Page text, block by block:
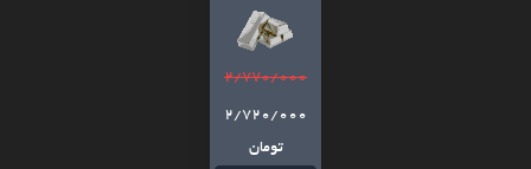
2/770/000
2/720/000
تومان